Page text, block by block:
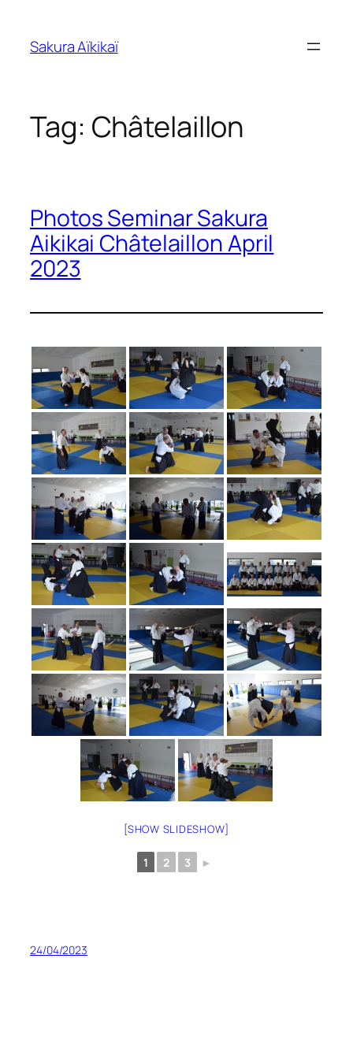
content
Sakura Aïkikaï
Tag: Châtelaillon
Photos Seminar Sakura
Aikikai Châtelaillon April
2023
[SHOW SLIDESHOW]
1 2 3 ►
24/04/2023